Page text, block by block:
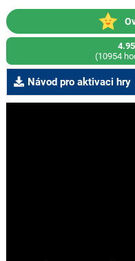
(10954
Návod pro aktivaci hry